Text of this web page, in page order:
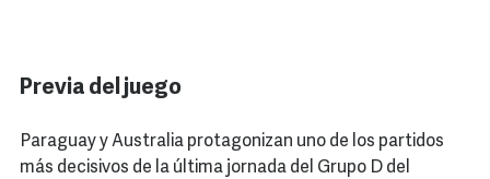
Previa del juego
Paraguay y Australia protagonizan uno de los partidos
más decisivos de la última jornada del Grupo D del